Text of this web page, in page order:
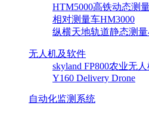
HTM5000高铁动态测
相对测量车HM3000
纵横天地轨道静态测
无人机及软件
skyland FP800农业无
Y160 Delivery Drone
自动化监测系统